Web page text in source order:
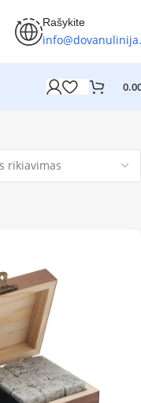
Rašykite